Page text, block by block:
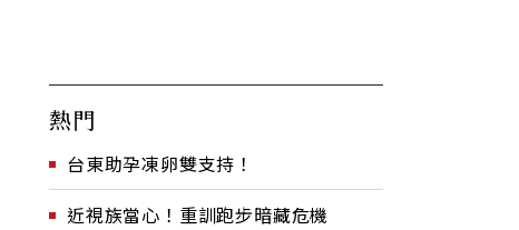
熱門
台東助孕凍卵雙支持！
近視族當心！重訓跑步暗藏危機